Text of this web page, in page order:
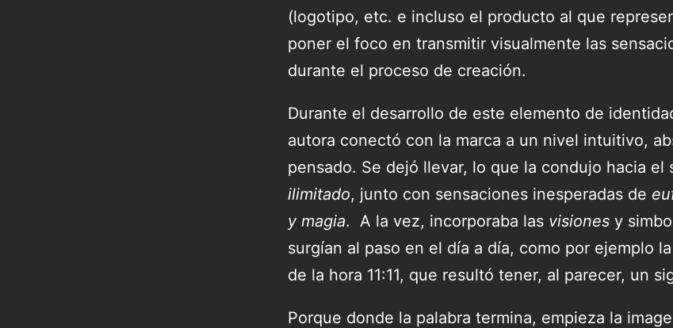
(logotipo, etc. e incluso el producto al que
poner el foco en transmitir visualmente las
durante el proceso de creación.
Durante el desarrollo de este elemento de
autora conectó con la marca a un nivel intuitivo,
pensado. Se dejó llevar, lo que la condujo hacia el
ilimitado, junto con sensaciones inesperadas de
y magia. A la vez, incorporaba las visionesy
surgían al paso en el día a día, como por ejemplo
de la hora 11:11, que resultó tener, al parecer, un
Porque donde la palabra termina, empieza la